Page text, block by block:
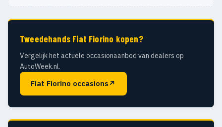
Tweedehands Fiat Fiorino kopen?
Vergelijk het actuele occasionaanbod van dealers op
AutoWeek.nl.
Fiat Fiorino occasions ↗